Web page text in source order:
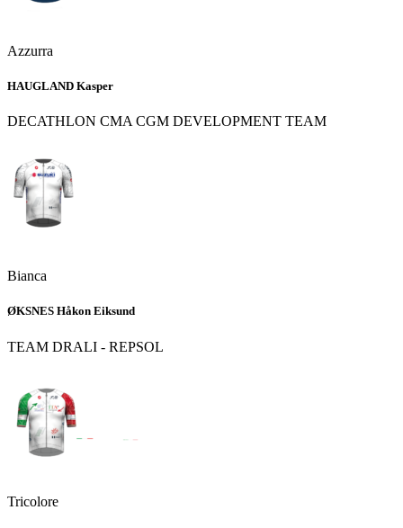
Azzurra
HAUGLAND Kasper
DECATHLON CMA CGM DEVELOPMENT TEAM
Bianca
ØKSNES Håkon Eiksund
TEAM DRALI - REPSOL
Tricolore